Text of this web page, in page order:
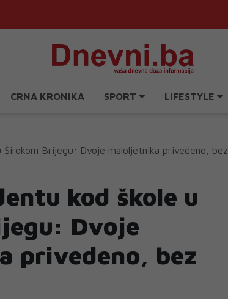
CRNA KRONIKA SPORT LIFESTYLE
Širokom Brijegu: Dvoje maloljetnika privedeno, bez
kod škole u
Dvoje
privedeno, bez